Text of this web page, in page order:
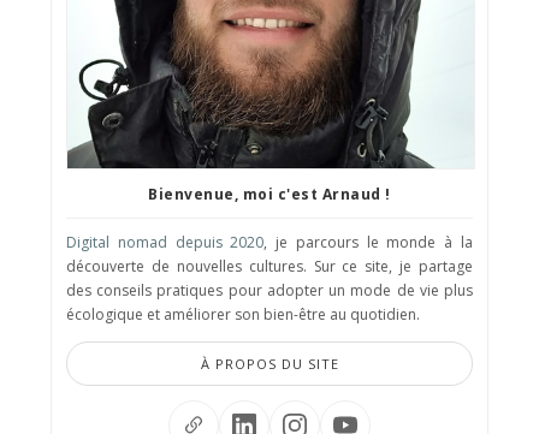
Bienvenue, moi c'est Arnaud !
Digital nomad depuis 2020, je parcours le monde à la
découverte de nouvelles cultures. Sur ce site, je partage
des conseils pratiques pour adopter un mode de vie plus
écologique et améliorer son bien-être au quotidien.
À PROPOS DU SITE